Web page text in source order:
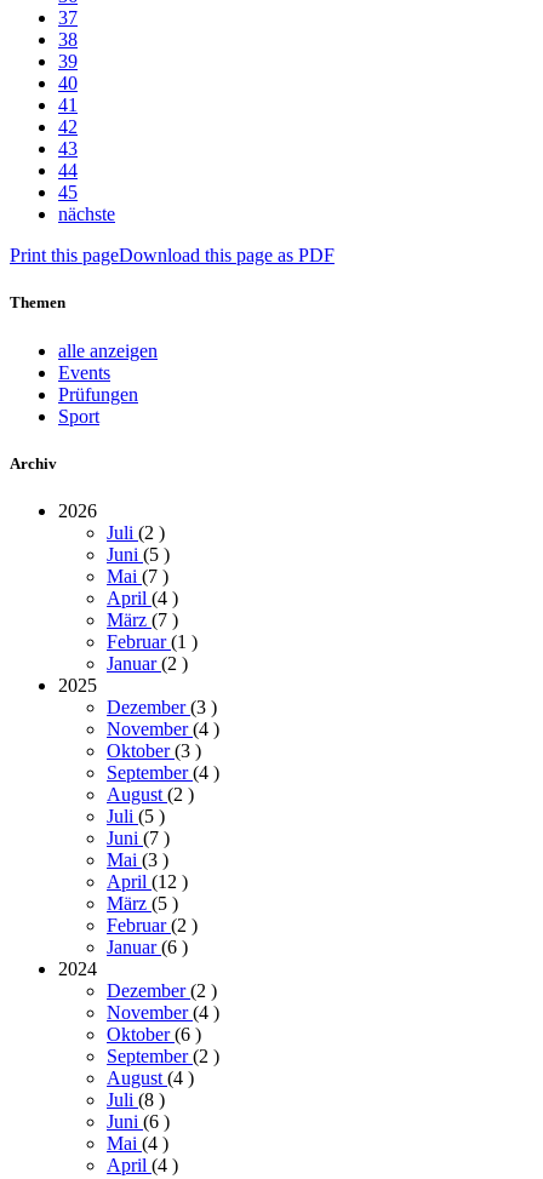
37
38
39
40
41
42
43
44
45
nächste
Print this pageDownload this page as PDF
Themen
alle anzeigen
Events
Prüfungen
Sport
Archiv
2026
Juli (2 )
Juni (5 )
Mai (7 )
April (4 )
März (7 )
Februar(1 )
Januar(2 )
2025
Dezember(3 )
November(4 )
Oktober(3 )
September(4 )
August (2 )
Juli (5 )
Juni (7 )
Mai (3 )
April (12 )
März (5 )
Februar(2 )
Januar(6 )
2024
Dezember(2 )
November(4 )
Oktober(6 )
September(2 )
August (4 )
Juli (8 )
Juni (6 )
Mai (4 )
April (4 )